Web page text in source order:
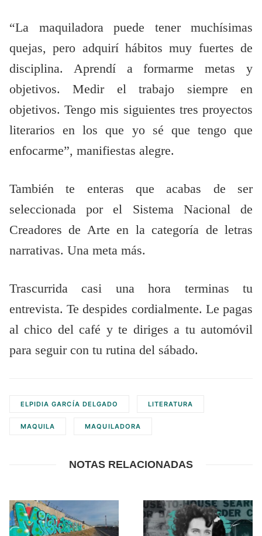
“La maquiladora puede tener muchísimas
quejas, pero adquirí hábitos muy fuertes de
disciplina. Aprendí a formarme metas y
objetivos. Medir el trabajo siempre en
objetivos. Tengo mis siguientes tres proyectos
literarios en los que yo sé que tengo que
enfocarme”, manifiestas alegre.
También te enteras que acabas de ser
seleccionada por el Sistema Nacional de
Creadores de Arte en la categoría de letras
narrativas. Una meta más.
Trascurrida casi una hora terminas tu
entrevista. Te despides cordialmente. Le pagas
al chico del café y te diriges a tu automóvil
para seguir con tu rutina del sábado.
ELPIDIA GARCÍA DELGADO LITERATURA
MAQUILA MAQUILADORA
NOTAS RELACIONADAS